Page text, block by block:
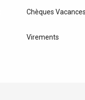
Chèques Vacances
Virements